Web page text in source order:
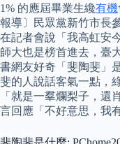
1% 的應屆畢業生纔有機
報導〕民眾黨新竹市長
在記者會說「我高虹安
師大也是榜首進去，臺
書網友好奇「斐陶斐」
斐的人說話客氣一點，
「就是一羣爛梨子，還
言回應「不好意思，我